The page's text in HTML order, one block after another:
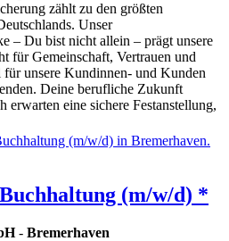
zählt zu den größten
Unser
– Du bist nicht allein – prägt unsere
für Gemeinschaft, Vertrauen und
für unsere Kundinnen- und Kunden
Deine berufliche Zukunft
eine sichere Festanstellung,
(m/w/d) *
- Bremerhaven